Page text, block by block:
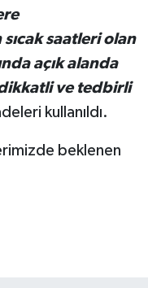
sıcak saatleri olan
açık alanda
ve tedbirli
kullanıldı.
beklenen